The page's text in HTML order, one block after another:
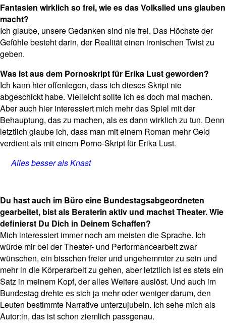
Fantasien wirklich so frei, wie es das Volkslied uns glauben
macht?
Ich glaube, unsere Gedanken sind nie frei. Das Höchste der
Gefühle besteht darin, der Realität einen ironischen Twist zu
geben.
Was ist aus dem Pornoskript für Erika Lust geworden?
Ich kann hier offenlegen, dass ich dieses Skript nie
abgeschickt habe. Vielleicht sollte ich es doch mal machen.
Aber auch hier interessiert mich mehr das Spiel mit der
Behauptung, das zu machen, als es dann wirklich zu tun. Denn
letztlich glaube ich, dass man mit einem Roman mehr Geld
verdient als mit einem Porno-Skript für Erika Lust.
Alles besser als Knast
Du hast auch im Büro eine Bundestagsabgeordneten
gearbeitet, bist als Beraterin aktiv und machst Theater. Wie
definierst Du Dich in Deinem Schaffen?
Mich interessiert immer noch am meisten die Sprache. Ich
würde mir bei der Theater- und Performancearbeit zwar
wünschen, ein bisschen freier und ungehemmter zu sein und
mehr in die Körperarbeit zu gehen, aber letztlich ist es stets ein
Satz in meinem Kopf, der alles Weitere auslöst. Und auch im
Bundestag drehte es sich ja mehr oder weniger darum, den
Leuten bestimmte Narrative unterzujubeln. Ich sehe mich als
Autor:in, das ist schon ziemlich passgenau.